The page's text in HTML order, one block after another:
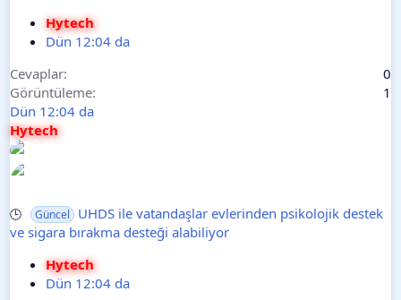
Hytech
Dün 12:04 da
Cevaplar
0
Görüntüleme
1
Dün 12:04 da
Hytech
🕒 Güncel
UHDS ile vatandaşlar evlerinden psikolojik destek
ve sigara bırakma desteği alabiliyor
Hytech
Dün 12:04 da